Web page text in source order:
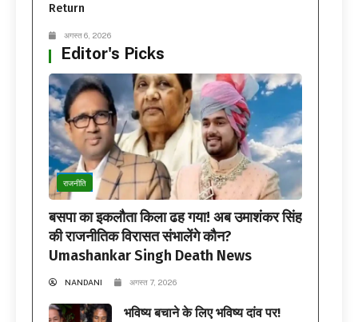
Return
अगस्त 6, 2026
Editor's Picks
राजनीति
बसपा का इकलौता किला ढह गया! अब उमाशंकर सिंह
की राजनीतिक विरासत संभालेंगे कौन?
Umashankar Singh Death News
NANDANI अगस्त 7, 2026
भविष्य बचाने के लिए भविष्य दांव पर!